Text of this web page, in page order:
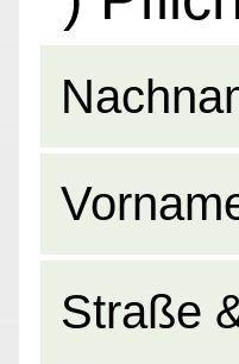
Straße